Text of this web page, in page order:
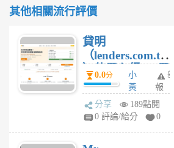
其他相關流行評價
貸明
（lenders.com.tw
）使用心得 — 民
間貸款比較平台
體驗
0.0分
小
黃
蜂
1
舉
報
分享
189點閱
0 評論/給分
0